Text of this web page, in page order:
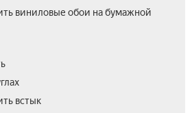
виниловые обои на бумажной
встык